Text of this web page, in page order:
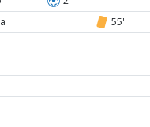
55'